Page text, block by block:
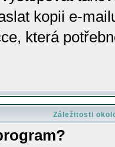
kopii e-
která
Záležitosti